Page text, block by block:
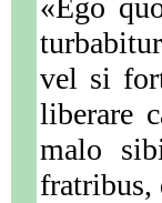
«Ego
vel si
liberare
malo
fratribus,